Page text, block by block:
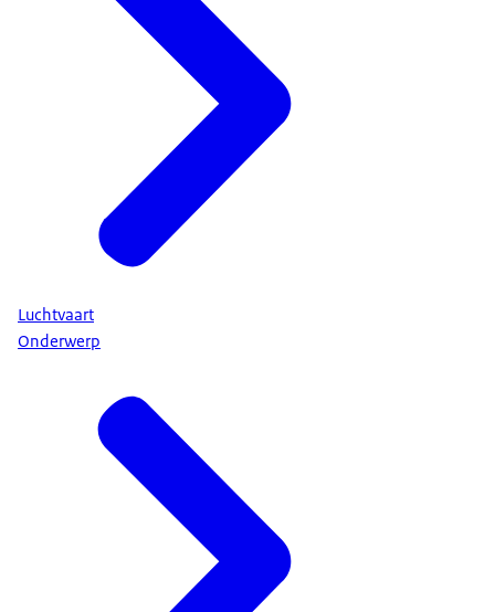
Luchtvaart
Onderwerp